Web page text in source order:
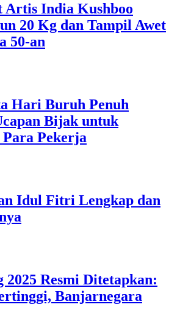
Artis India Kushboo
20 Kg dan Tampil Awet
50-an
Hari Buruh Penuh
Bijak untuk
Pekerja
Idul Fitri Lengkap dan
2025 Resmi Ditetapkan:
Banjarnegara